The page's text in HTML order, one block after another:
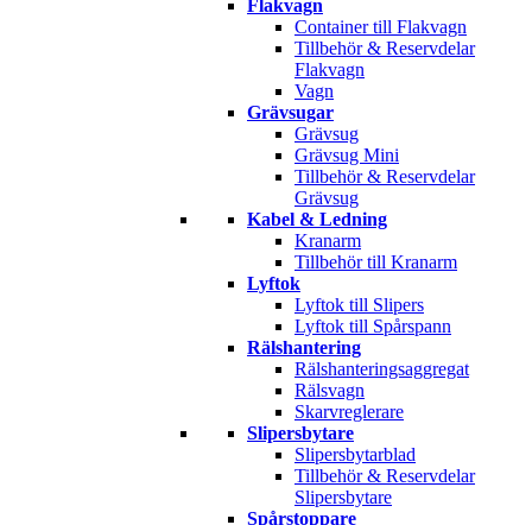
Flakvagn
Container till Flakvagn
Tillbehör & Reservdelar
Flakvagn
Vagn
Grävsugar
Grävsug
Grävsug Mini
Tillbehör & Reservdelar
Grävsug
Kabel & Ledning
Kranarm
Tillbehör till Kranarm
Lyftok
Lyftok till Slipers
Lyftok till Spårspann
Rälshantering
Rälshanteringsaggregat
Rälsvagn
Skarvreglerare
Slipersbytare
Slipersbytarblad
Tillbehör & Reservdelar
Slipersbytare
Spårstoppare